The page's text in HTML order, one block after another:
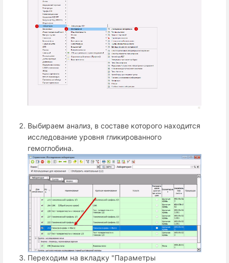
Выбираем анализ, в составе которого находится
исследование уровня гликированного
гемоглобина.
Переходим на вкладку "Параметры